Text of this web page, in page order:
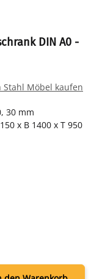
DIN A0 -
Möbel kaufen
30 mm
x B 1400 x T 950